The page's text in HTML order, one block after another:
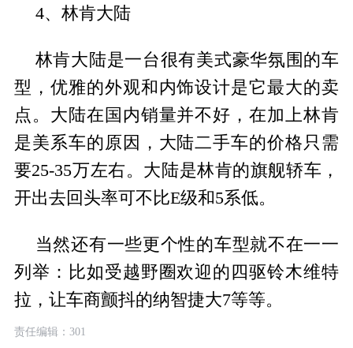
4、林肯大陆
林肯大陆是一台很有美式豪华氛围的车
型，优雅的外观和内饰设计是它最大的卖
点。大陆在国内销量并不好，在加上林肯
是美系车的原因，大陆二手车的价格只需
要25-35万左右。大陆是林肯的旗舰轿车，
开出去回头率可不比E级和5系低。
当然还有一些更个性的车型就不在一一
列举：比如受越野圈欢迎的四驱铃木维特
拉，让车商颤抖的纳智捷大7等等。
责任编辑：301